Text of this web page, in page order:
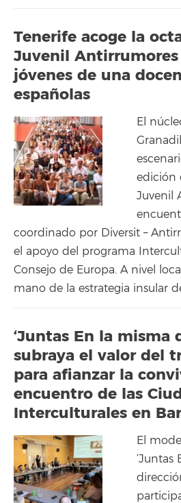
Tenerife acoge la
Juvenil
jóvenes de una
españolas
El
edición
Juvenil
coordinado por Diversit –
el apoyo del programa
Consejo de Europa. A nivel
mano de la estrategia insular
‘Juntas En la misma
subraya el valor del
para afianzar la
encuentro de las
Interculturales en
El
‘Juntas